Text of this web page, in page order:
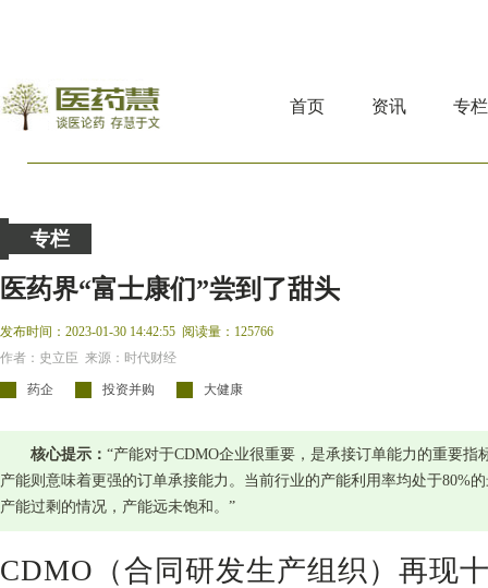
首页 资讯 专栏
专栏
医药界“富士康们”尝到了甜头
发布时间：2023-01-30 14:42:55 阅读量：125766
作者：史立臣 来源：时代财经
药企 投资并购 大健康
核心提示： “产能对于CDMO企业很重要，是承接订单能力的重要指
产能则意味着更强的订单承接能力。当前行业的产能利用率均处于80%
产能过剩的情况，产能远未饱和。”
CDMO（合同研发生产组织）再现